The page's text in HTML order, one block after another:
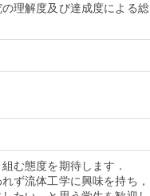
理解度及び達成度による総
む態度を期待します．
ず流体工学に興味を持ち，